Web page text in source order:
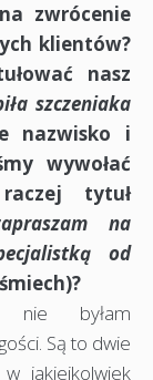
zwrócenie
klientów?
nasz
szczeniaka
nazwisko i
wywołać
tytuł
na
od
byłam
Są to dwie
jakiejkolwiek